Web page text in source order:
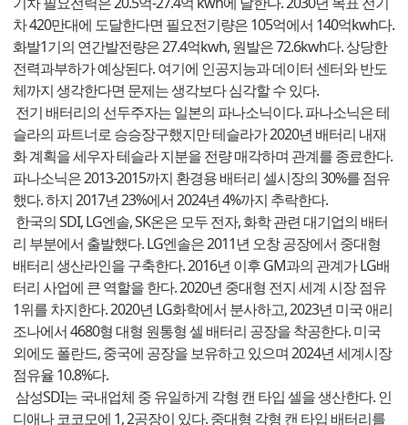
차 420만대에 도달한다면 필요전기량은 105억에서 140억kwh다.
화발1기의 연간발전량은 27.4억kwh, 원발은 72.6kwh다. 상당한
전력과부하가 예상된다. 여기에 인공지능과 데이터 센터와 반도
체까지 생각한다면 문제는 생각보다 심각할 수 있다.
전기 배터리의 선두주자는 일본의 파나소닉이다. 파나소닉은 테
슬라의 파트너로 승승장구했지만 테슬라가 2020년 배터리 내재
화 계획을 세우자 테슬라 지분을 전량 매각하며 관계를 종료한다.
파나소닉은 2013-2015까지 환경용 배터리 셀시장의 30%를 점유
했다. 하지 2017년 23%에서 2024년 4%까지 추락한다.
한국의 SDI, LG엔솔, SK온은 모두 전자, 화학 관련 대기업의 배터
리 부분에서 출발했다. LG엔솔은 2011년 오창 공장에서 중대형
배터리 생산라인을 구축한다. 2016년 이후 GM과의 관계가 LG배
터리 사업에 큰 역할을 한다. 2020년 중대형 전지 세계 시장 점유
1위를 차지한다. 2020년 LG화학에서 분사하고, 2023년 미국 애리
조나에서 4680형 대형 원통형 셀 배터리 공장을 착공한다. 미국
외에도 폴란드, 중국에 공장을 보유하고 있으며 2024년 세계시장
점유율 10.8%다.
삼성SDI는 국내업체 중 유일하게 각형 캔 타입 셀을 생산한다. 인
디애나 코코모에 1, 2공장이 있다. 중대형 각형 캔 타입 배터리를